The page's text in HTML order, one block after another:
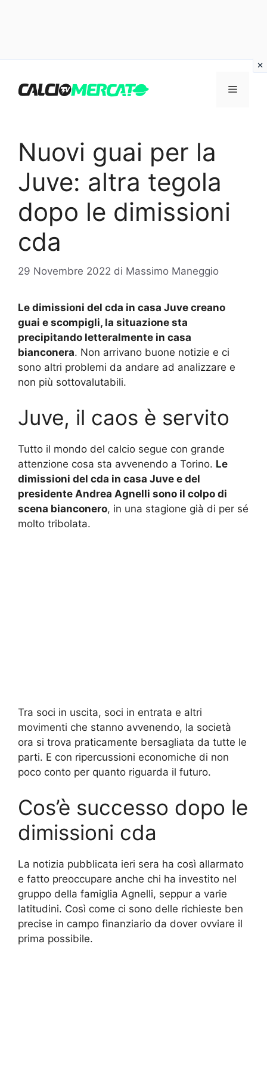
contenuto
Menu
Nuovi guai per la
Juve: altra tegola
dopo le dimissioni
cda
29 Novembre 2022 di Massimo Maneggio
Le dimissioni del cda in casa Juve creano
guai e scompigli, la situazione sta
precipitando letteralmente in casa
bianconera. Non arrivano buone notizie e ci
sono altri problemi da andare ad analizzare e
non più sottovalutabili.
Juve, il caos è servito
Tutto il mondo del calcio segue con grande
attenzione cosa sta avvenendo a Torino. Le
dimissioni del cda in casa Juve e del
presidente Andrea Agnelli sono il colpo di
scena bianconero, in una stagione già di per sé
molto tribolata.
Tra soci in uscita, soci in entrata e altri
movimenti che stanno avvenendo, la società
ora si trova praticamente bersagliata da tutte le
parti. E con ripercussioni economiche di non
poco conto per quanto riguarda il futuro.
Cos’è successo dopo le
dimissioni cda
La notizia pubblicata ieri sera ha così allarmato
e fatto preoccupare anche chi ha investito nel
gruppo della famiglia Agnelli, seppur a varie
latitudini. Così come ci sono delle richieste ben
precise in campo finanziario da dover ovviare il
prima possibile.